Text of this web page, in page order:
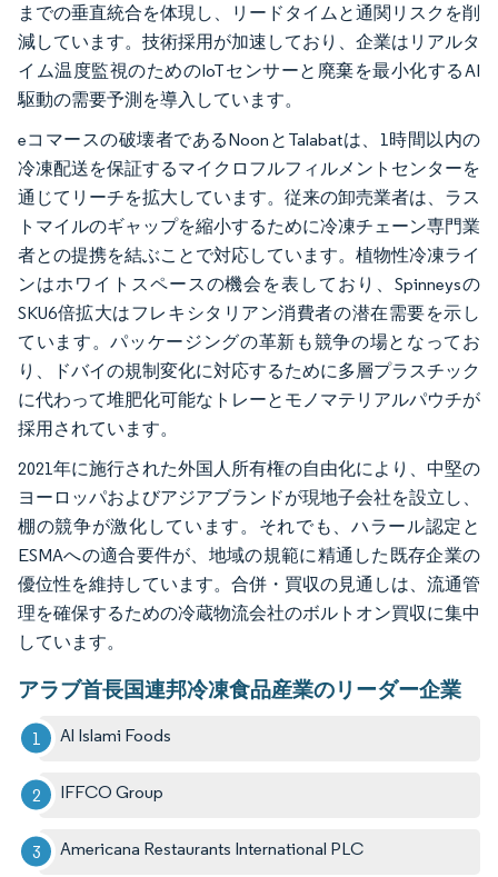
までの垂直統合を体現し、リードタイムと通関リスクを削
減しています。技術採用が加速しており、企業はリアルタ
イム温度監視のためのIoTセンサーと廃棄を最小化するAI
駆動の需要予測を導入しています。
eコマースの破壊者であるNoonとTalabatは、1時間以内の
冷凍配送を保証するマイクロフルフィルメントセンターを
通じてリーチを拡大しています。従来の卸売業者は、ラス
トマイルのギャップを縮小するために冷凍チェーン専門業
者との提携を結ぶことで対応しています。植物性冷凍ライ
ンはホワイトスペースの機会を表しており、Spinneysの
SKU6倍拡大はフレキシタリアン消費者の潜在需要を示し
ています。パッケージングの革新も競争の場となってお
り、ドバイの規制変化に対応するために多層プラスチック
に代わって堆肥化可能なトレーとモノマテリアルパウチが
採用されています。
2021年に施行された外国人所有権の自由化により、中堅の
ヨーロッパおよびアジアブランドが現地子会社を設立し、
棚の競争が激化しています。それでも、ハラール認定と
ESMAへの適合要件が、地域の規範に精通した既存企業の
優位性を維持しています。合併・買収の見通しは、流通管
理を確保するための冷蔵物流会社のボルトオン買収に集中
しています。
アラブ首長国連邦冷凍食品産業のリーダー企業
Al Islami Foods
IFFCO Group
Americana Restaurants International PLC